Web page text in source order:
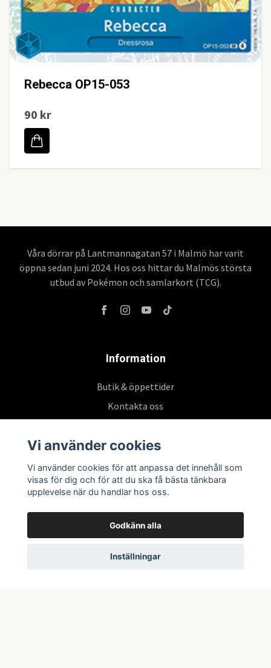
Rebecca OP15-053
90 kr
Våra dörrar på Lantmannagatan 57 i Malmö har varit
öppna sedan juni 2024. Hos oss hittar du Malmös största
utbud av Pokémon och samlarkort (TCG).
Information
Butik & öppettider
Kontakta oss
Prenumerera på vårt nyhetsbrev
Vi använder cookies
Vi använder cookies för att anpassa det innehåll som
visas för dig och för att du ska få bästa tänkbara
upplevelse när du handlar hos oss.
Godkänn alla
Inställningar